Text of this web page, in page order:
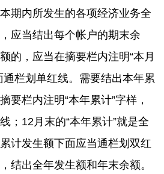
期内所发生的各项经济业务全
应当结出每个帐户的期末余
的，应当在摘要栏内注明“本月
通栏划单红线。需要结出本年累
要栏内注明“本年累计”字样，
；12月末的“本年累计”就是全
计发生额下面应当通栏划双红
结出全年发生额和年末余额。